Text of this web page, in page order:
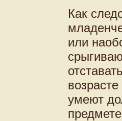
Как
или
умеют